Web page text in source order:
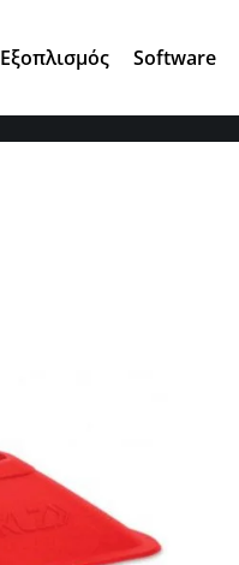
Εξοπλισμός Software